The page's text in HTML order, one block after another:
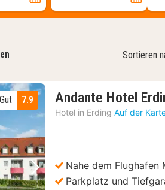
Sortieren
Nächstes Bild
7.9
Gut Andante Hotel
Hotel in Erding Auf der
Nahe dem Flughafen
Parkplatz und